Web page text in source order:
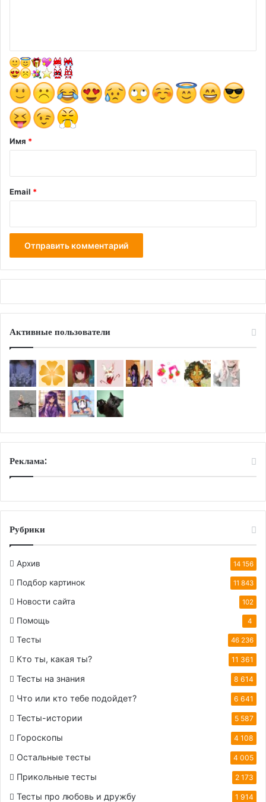
а
р
и
й
Имя *
Email *
Активные пользователи
Реклама:
Рубрики
Архив 14 156
Подбор картинок 11 843
Новости сайта 102
Помощь 4
Тесты 46 236
Кто ты, какая ты? 11 361
Тесты на знания 8 614
Что или кто тебе подойдет? 6 641
Тесты-истории 5 587
Гороскопы 4 108
Остальные тесты 4 005
Прикольные тесты 2 173
Тесты про любовь и дружбу 1 914